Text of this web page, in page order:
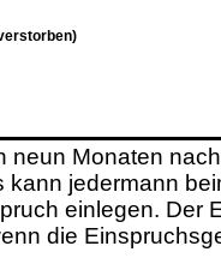
neun Monaten
jedermann
einlegen. Der
die